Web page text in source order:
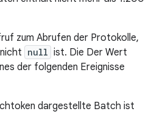
zum Abrufen der Protokolle,
null ist. Die Der Wert
der folgenden Ereignisse
dargestellte Batch ist